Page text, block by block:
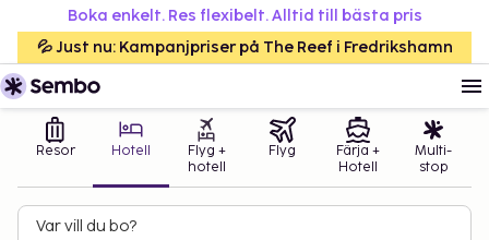
Boka enkelt. Res flexibelt. Alltid till bästa pris
💦 Just nu: Kampanjpriser på The Reef i Fredrikshamn
Resor Hotell
Flyg +
hotell
Flyg
Färja +
Hotell
Multi-
stop
Var vill du bo?